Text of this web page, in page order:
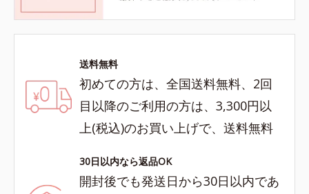
送料無料
初めての方は、全国送料無料、2回
目以降のご利用の方は、3,300円以
上(税込)のお買い上げで、送料無料
30日以内なら返品OK
開封後でも発送日から30日以内であ